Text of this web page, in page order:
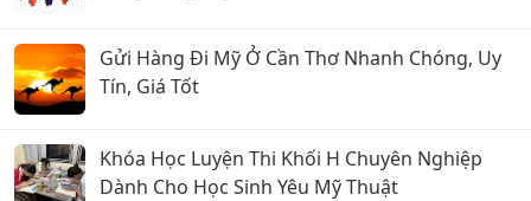
Gửi Hàng Đi Mỹ Ở Cần Thơ Nhanh Chóng, Uy
Tín, Giá Tốt
Khóa Học Luyện Thi Khối H Chuyên Nghiệp
Dành Cho Học Sinh Yêu Mỹ Thuật